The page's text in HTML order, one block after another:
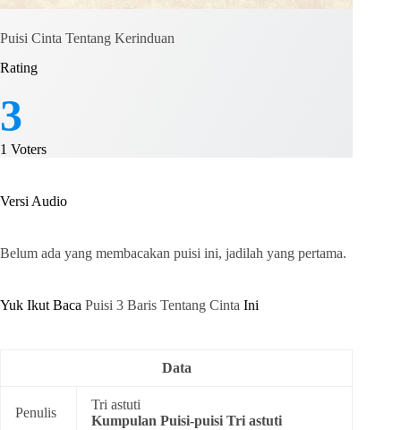
Puisi Cinta Tentang Kerinduan
Rating
3
1 Voters
Versi Audio
Belum ada yang membacakan puisi ini, jadilah yang pertama.
Yuk Ikut Baca Puisi 3 Baris Tentang Cinta Ini
Data
Penulis
Tri astuti
Kumpulan Puisi-puisi Tri astuti